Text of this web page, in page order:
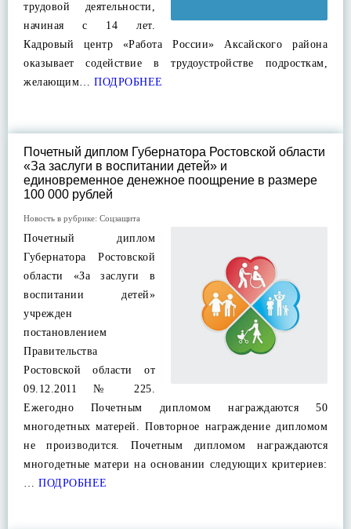
трудовой деятельности,
начиная с 14 лет.
Кадровый центр «Работа России» Аксайского района
оказывает содействие в трудоустройстве подросткам,
желающим… ПОДРОБНЕЕ
Почетный диплом Губернатора Ростовской области
«За заслуги в воспитании детей» и
единовременное денежное поощрение в размере
100 000 рублей
Новость в рубрике: Соцзащита
Почетный диплом
Губернатора Ростовской
области «За заслуги в
воспитании детей»
учрежден
постановлением
Правительства
Ростовской области от
09.12.2011 № 225.
Ежегодно Почетным дипломом награждаются 50
многодетных матерей. Повторное награждение дипломом
не производится. Почетным дипломом награждаются
многодетные матери на основании следующих критериев:
… ПОДРОБНЕЕ